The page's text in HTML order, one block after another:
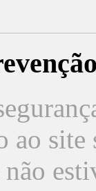
ao
não